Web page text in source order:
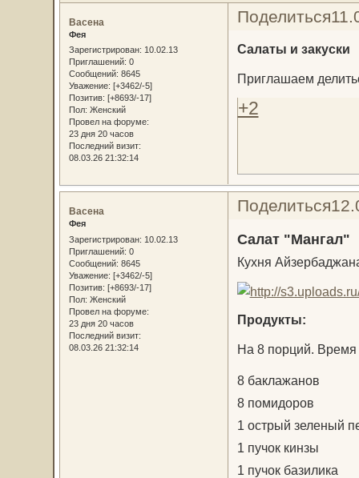
Поделиться
Васена
Фея
Зарегистрирован: 10.02.13
Приглашений: 0
Сообщений: 8645
Уважение: [+3462/-5]
Позитив: [+8693/-17]
Пол: Женский
Провел на форуме:
23 дня 20 часов
Последний визит:
08.03.26 21:32:14
Салаты и закуски
Приглашаем
+2
Поделиться
Васена
Фея
Зарегистрирован: 10.02.13
Приглашений: 0
Сообщений: 8645
Уважение: [+3462/-5]
Позитив: [+8693/-17]
Пол: Женский
Провел на форуме:
23 дня 20 часов
Последний визит:
08.03.26 21:32:14
Салат "Мангал"
Кухня
Продукты:
На 8 порций. Время
8 баклажанов
8 помидоров
1 острый зеленый
1 пучок кинзы
1 пучок базилика